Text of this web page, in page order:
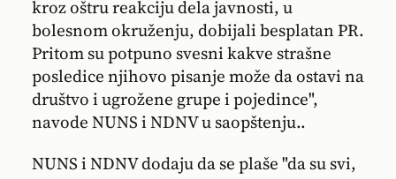
kroz oštru reakciju dela javnosti, u
bolesnom okruženju, dobijali besplatan PR.
Pritom su potpuno svesni kakve strašne
posledice njihovo pisanje može da ostavi na
društvo i ugrožene grupe i pojedince",
navode NUNS i NDNV u saopštenju..
NUNS i NDNV dodaju da se plaše "da su svi,